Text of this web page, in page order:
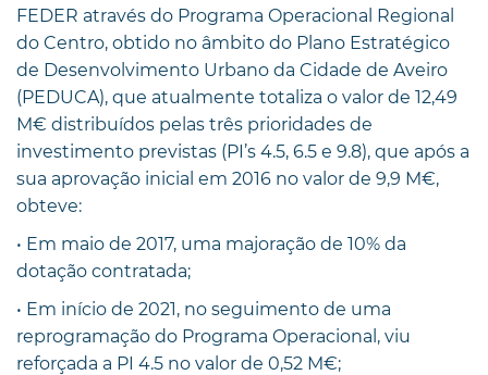
FEDER através do Programa Operacional Regional
do Centro, obtido no âmbito do Plano Estratégico
de Desenvolvimento Urbano da Cidade de Aveiro
(PEDUCA), que atualmente totaliza o valor de 12,49
M€ distribuídos pelas três prioridades de
investimento previstas (PI’s 4.5, 6.5 e 9.8), que após a
sua aprovação inicial em 2016 no valor de 9,9 M€,
obteve:
• Em maio de 2017, uma majoração de 10% da
dotação contratada;
• Em início de 2021, no seguimento de uma
reprogramação do Programa Operacional, viu
reforçada a PI 4.5 no valor de 0,52 M€;